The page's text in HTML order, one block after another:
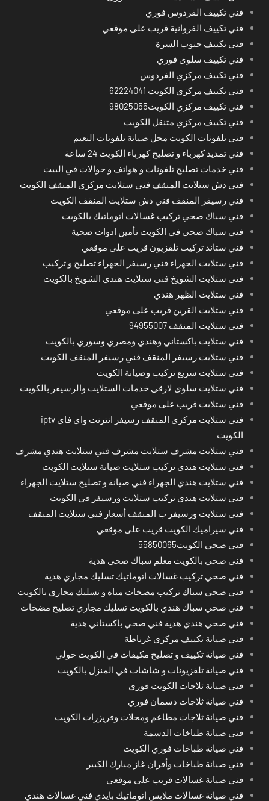
فني تكييف الفردوس فوري
فني تكييف الفروانية قريب على موقعي
فني تكييف جنوب السرة
فني تكييف سلوى فوري
فني تكييف مركزي الفردوس
فني تكييف مركزي الكويت 62224041
فني تكييف مركزي الكويت98025055
فني تكييف مركزي متنقل الكويت
فني تلفونات الكويت محل صيانة تلفونات النعيم
فني تمديد كهرباء و تصليح كهرباء الكويت 24 ساعة
فني خدمات تصليح تلفونات و هواتف و جوالات في البيت
فني دش ستلايت المنقف فني ستلايت مركزي المنقف الكويت
فني رسيفر المنقف فني دش ستلايت المنقف الكويت
فني سباك صحي تركيب غسالات اتوماتيك بالكويت
فني سباك صحي في الكويت تأمين ادوات صحية
فني ستاند تركيب تلفزيون قريب على موقعي
فني ستلايت الجهراء فني رسيفر الجهراء تصليح و تركيب
فني ستلايت الشويخ فني ستلايت هندي الشويخ بالكويت
فني ستلايت الظهر هندي
فني ستلايت القرين قريب على موقعي
فني ستلايت المنقف 94955007
فني ستلايت باكستاني وهندي ومصري وسوري بالكويت
فني ستلايت رسيفر المنقف فني رسيفر المنقف الكويت
فني ستلايت سريع تركيب وصيانة الكويت
فني ستلايت سلوى لارقى خدمات الستلايت والرسيفر بالكويت
فني ستلايت قريب على موقعي
فني ستلايت مركزي المنقف رسيفر انترنت واي فاي iptv
الكويت
فني ستلايت مشرف ستلايت مشرف فني ستلايت هندي مشرف
فني ستلايت هندى تركيب ستلايت صيانة ستلايت الكويت
فني ستلايت هندي الجهراء فني صيانة و تصليح ستلايت الجهراء
فني ستلايت هندي تركيب ستلايت ورسيفر في الكويت
فني ستلايت ورسيفر ب المنقف أسعار فني ستلايت المنقف
فني سيراميك الكويت قريب على موقعي
فني صحي الكويت55850065
فني صحي بالكويت معلم سباك صحي هدية
فني صحي تركيب غسالات اتوماتيك تسليك مجاري هدية
فني صحي سباك تركيب مضخات مياه و تسليك مجاري بالكويت
فني صحي سباك هندي بالكويت تسليك مجاري تصليح مضخات
فني صحي هندي هدية فني صحي باكستاني هدية
فني صيانة تكييف مركزي غرناطة
فني صيانة تكييف و تصليح مكيفات في الكويت حولي
فني صيانة تلفزيونات و شاشات في المنزل بالكويت
فني صيانة ثلاجات الكويت فوري
فني صيانة ثلاجات دسمان فوري
فني صيانة ثلاجات مطاعم ومحلات وفريزرات الكويت
فني صيانة طباخات الدسمة
فني صيانة طباخات فوري الكويت
فني صيانة طباخات وأفران غاز مبارك الكبير
فني صيانة غسالات قريب على موقعي
فني صيانة غسالات ملابس اتوماتيك بايدي فني غسالات هندي